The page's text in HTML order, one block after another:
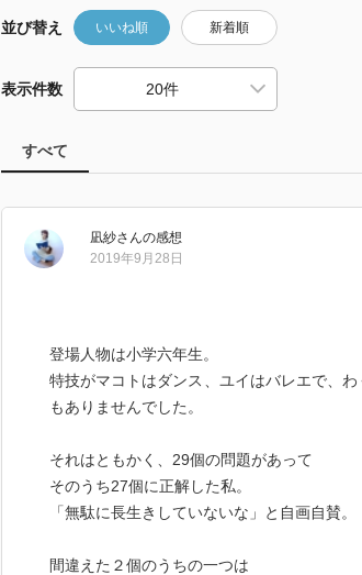
並び替え いいね順 新着順
表示件数
すべて
凪紗さんの感想
2019年9月28日
登場人物は小学六年生。
特技がマコトはダンス、ユイはバレエで、
もありませんでした。
それはともかく、29個の問題があって
そのうち27個に正解した私。
「無駄に長生きしていないな」と自画自賛。
間違えた２個のうちの一つは